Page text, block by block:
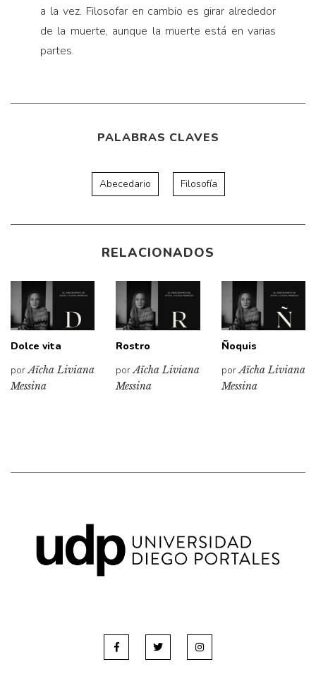
a la vez. Filosofar en cambio es girar alrededor
de la muerte, aunque la muerte está en varias
partes.
PALABRAS CLAVES
Abecedario Filosofía
RELACIONADOS
Dolce vita
porAïcha Liviana
Messina
Rostro
porAïcha Liviana
Messina
Ñoquis
porAïcha Liviana
Messina